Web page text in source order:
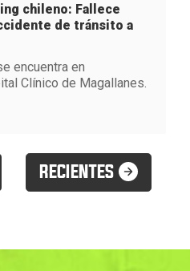
chileno: Fallece
de tránsito a
encuentra en
Clínico de Magallanes.
RECIENTES